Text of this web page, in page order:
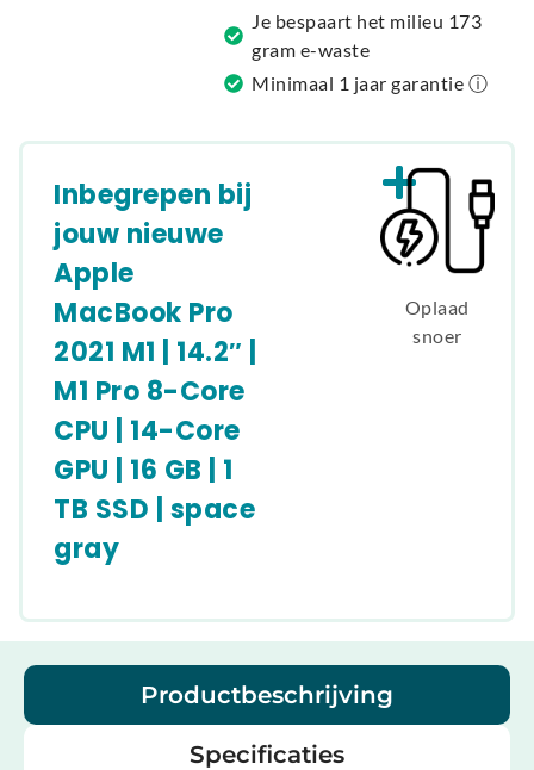
Je bespaart het milieu 173
gram e-waste
Minimaal 1 jaar garantie ⓘ
Inbegrepen bij
jouw nieuwe
Apple
MacBook Pro
2021 M1 | 14.2″ |
M1 Pro 8-Core
CPU | 14-Core
GPU | 16 GB | 1
TB SSD | space
gray
Oplaad
snoer
Productbeschrijving
Specificaties